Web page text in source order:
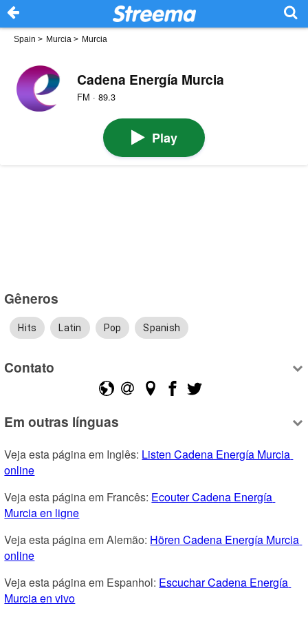
Spain > Murcia > Murcia
Cadena Energía Murcia
FM · 89.3
Play
Gêneros
Hits Latin Pop Spanish
Contato
Em outras línguas
Veja esta página em Inglês: Listen Cadena Energía Murcia
online
Veja esta página em Francês: Ecouter Cadena Energía
Murcia en ligne
Veja esta página em Alemão: Hören Cadena Energía Murcia
online
Veja esta página em Espanhol: Escuchar Cadena Energía
Murcia en vivo